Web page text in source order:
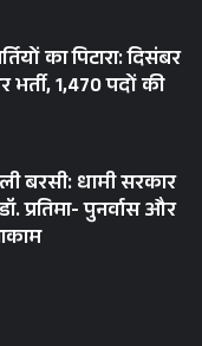
का कर दिया है,
सर्किट बनाने से
के दिखाए गए।
टूरिस्ट डेस्टिनेशन
मंत्री महाराज
करे!
का पिटारा: दिसंबर
1,470 पदों की
बरसी: धामी सरकार
प्रतिमा- पुनर्वास और